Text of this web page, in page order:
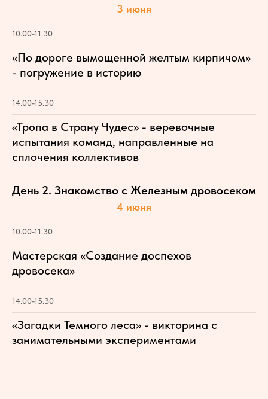
3 июня
10.00-11.30
«По дороге вымощенной желтым кирпичом»
- погружение в историю
14.00-15.30
«Тропа в Страну Чудес» - веревочные
испытания команд, направленные на
сплочения коллективов
День 2. Знакомство с Железным дровосеком
4 июня
10.00-11.30
Мастерская «Создание доспехов
дровосека»
14.00-15.30
«Загадки Темного леса» - викторина с
занимательными экспериментами